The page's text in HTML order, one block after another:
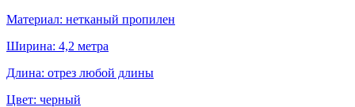
Материал: нетканый пропилен
Ширина: 4,2 метра
Длина: отрез любой длины
Цвет: черный